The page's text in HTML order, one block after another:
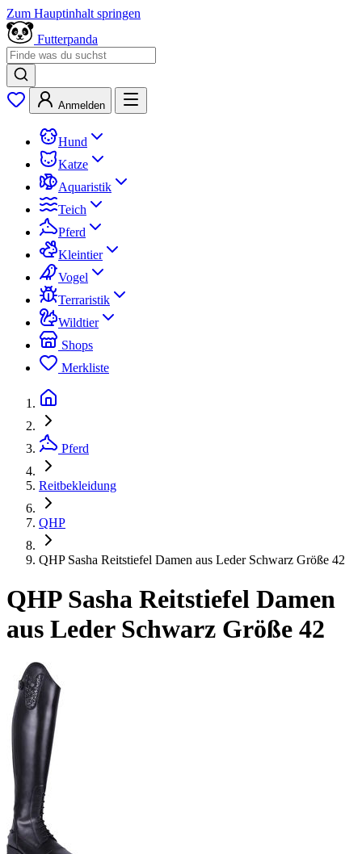
Zum Hauptinhalt springen
Futterpanda
Anmelden
Hund
Katze
Aquaristik
Teich
Pferd
Kleintier
Vogel
Terraristik
Wildtier
Shops
Merkliste
Pferd
Reitbekleidung
QHP
QHP Sasha Reitstiefel Damen aus Leder Schwarz Größe 42
QHP Sasha Reitstiefel Damen
aus Leder Schwarz Größe 42